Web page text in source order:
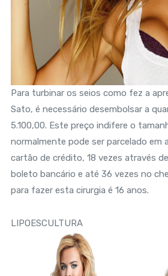
Para turbinar os seios como fez a
Sato, é necessário desembolsar a
5.100,00. Este preço indifere o
normalmente pode ser parcelado em
cartão de crédito, 18 vezes através
boleto bancário e até 36 vezes no
para fazer esta cirurgia é 16 anos.
LIPOESCULTURA